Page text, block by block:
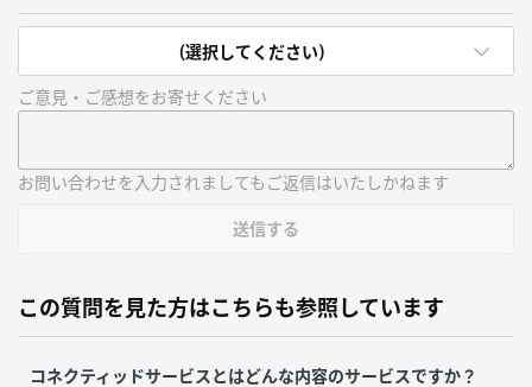
(選択してください)
ご意見・ご感想をお寄せください
お問い合わせを入力されましてもご返信はいたしかねます
送信する
この質問を見た方はこちらも参照しています
コネクティッドサービスとはどんな内容のサービスですか？